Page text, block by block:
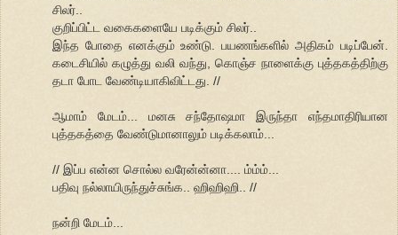
சிலர்..
குறிப்பிட்ட வகைகளையே படிக்கும் சிலர்..
இந்த போதை எனக்கும் உண்டு. பயணங்களில் அதிகம் படிப்பேன்.
கடைசியில் கழுத்து வலி வந்து, கொஞ்ச நாளைக்கு புத்தகத்திற்கு
தடா போட வேண்டியாகிவிட்டது. //
ஆமாம் மேடம்... மனசு சந்தோஷமா இருந்தா எந்தமாதிரியான
புத்தகத்தை வேண்டுமானாலும் படிக்கலாம்...
// இப்ப என்ன சொல்ல வரேன்ன்னா.... ம்ம்ம்...
பதிவு நல்லாயிருந்துச்சுங்க.. ஹிஹிஹி.. //
நன்றி மேடம்...